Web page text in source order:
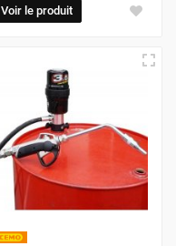
Voir le produit